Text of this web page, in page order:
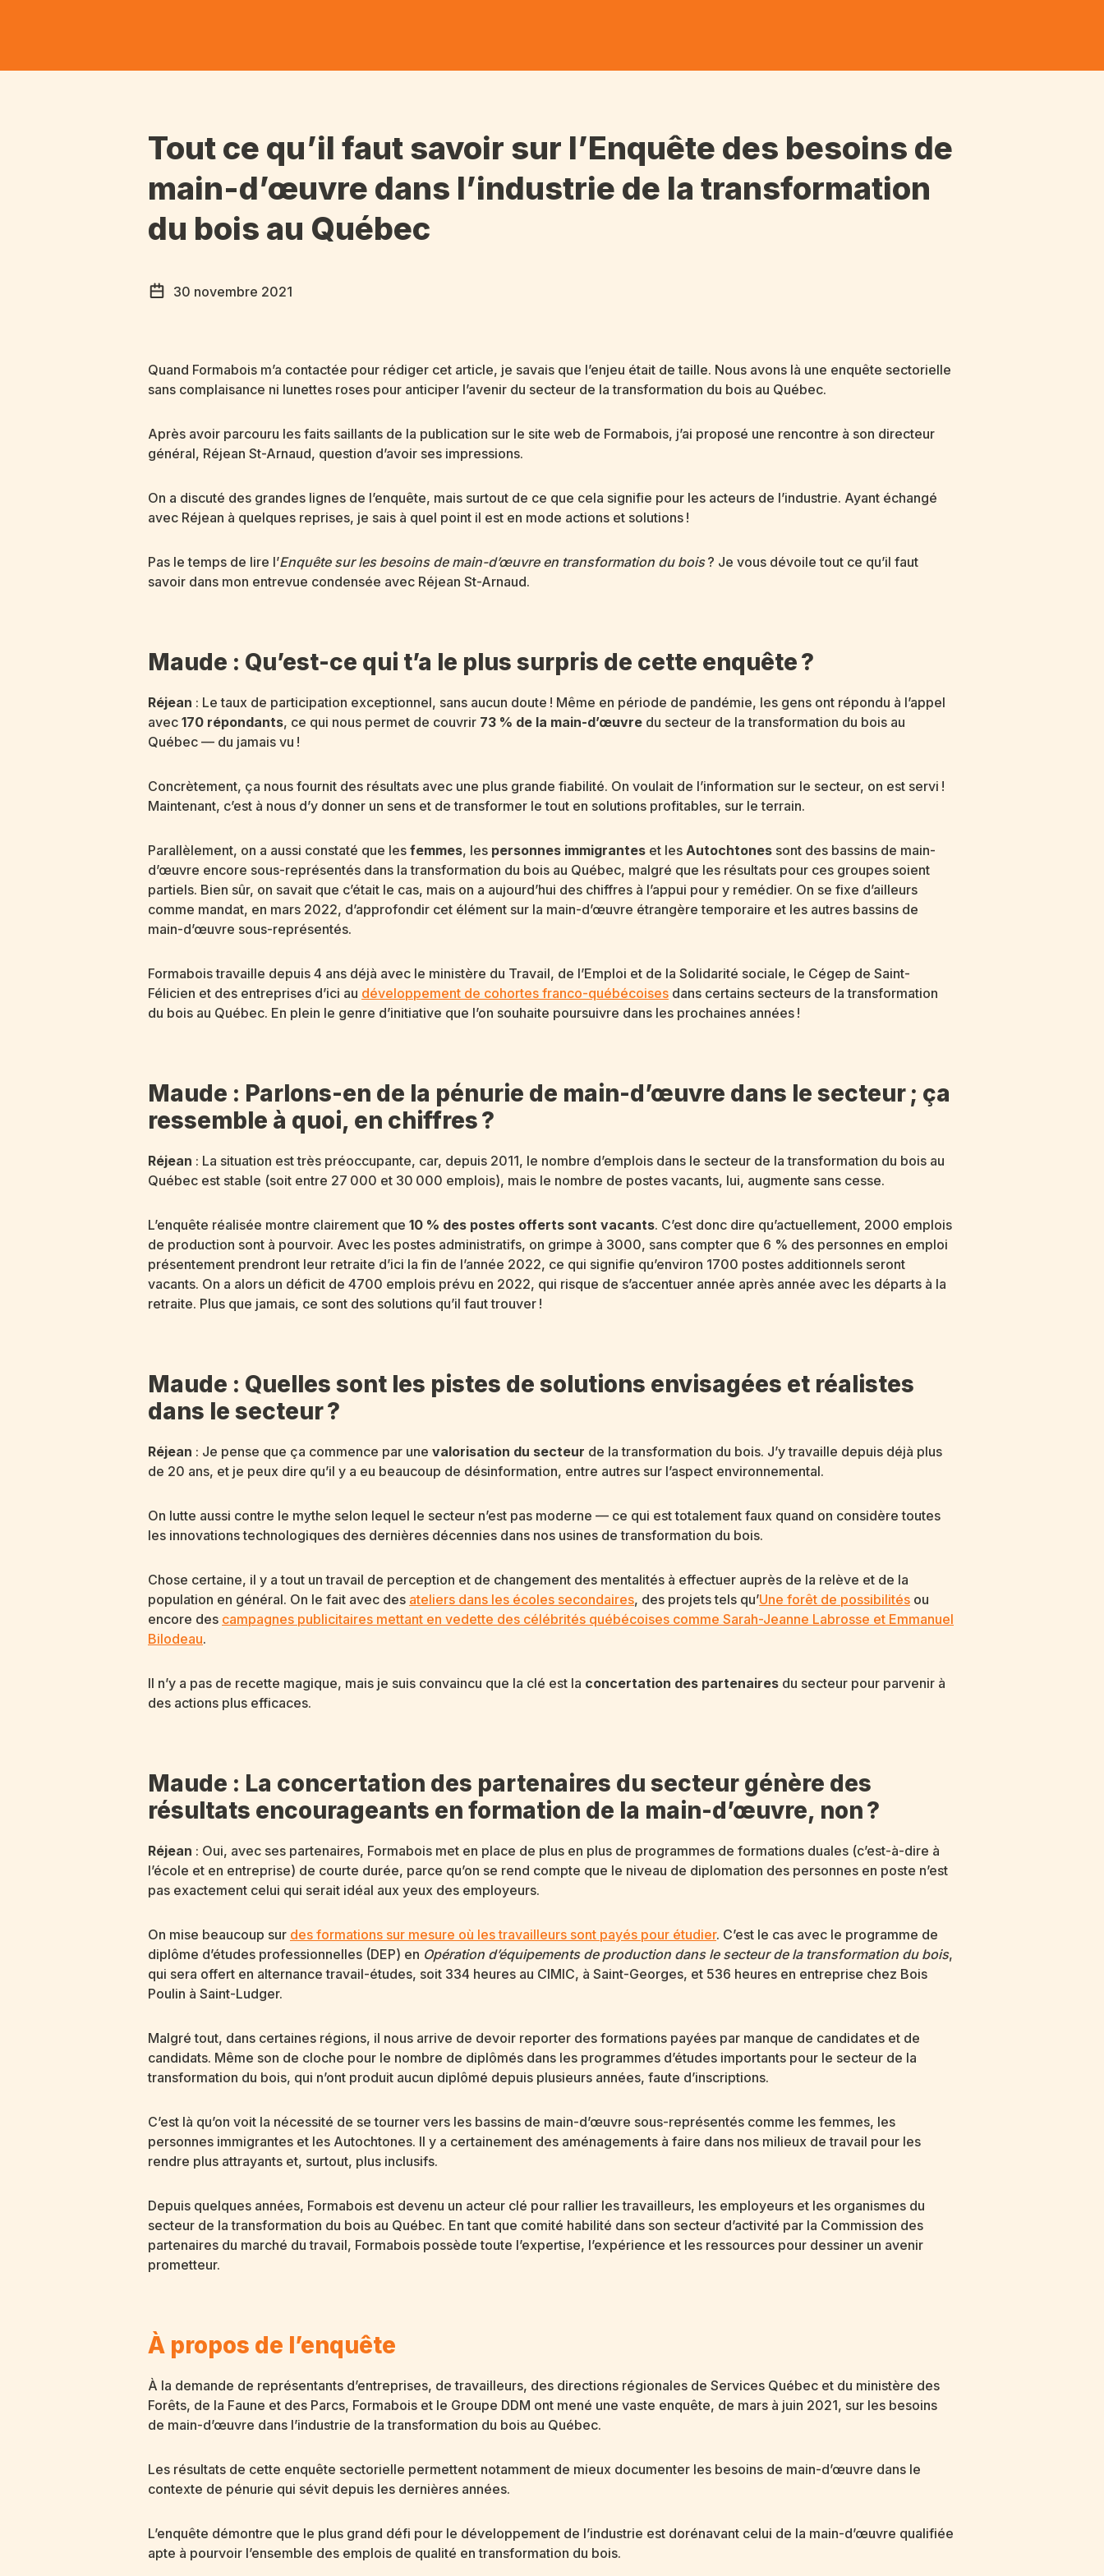
Tout ce qu’il faut savoir sur l’Enquête des besoins de
main-d’œuvre dans l’industrie de la transformation
du bois au Québec
30 novembre 2021
Quand Formabois m’a contactée pour rédiger cet article, je savais que l’enjeu était de taille. Nous avons là une enquête sectorielle
sans complaisance ni lunettes roses pour anticiper l’avenir du secteur de la transformation du bois au Québec.
Après avoir parcouru les faits saillants de la publication sur le site web de Formabois, j’ai proposé une rencontre à son directeur
général, Réjean St-Arnaud, question d’avoir ses impressions.
On a discuté des grandes lignes de l’enquête, mais surtout de ce que cela signifie pour les acteurs de l’industrie. Ayant échangé
avec Réjean à quelques reprises, je sais à quel point il est en mode actions et solutions !
Pas le temps de lire l’Enquête sur les besoins de main-d’œuvre en transformation du bois? Je vous dévoile tout ce qu’il faut
savoir dans mon entrevue condensée avec Réjean St-Arnaud.
Maude : Qu’est-ce qui t’a le plus surpris de cette enquête ?
Réjean : Le taux de participation exceptionnel, sans aucun doute ! Même en période de pandémie, les gens ont répondu à l’appel
avec 170 répondants, ce qui nous permet de couvrir 73 % de la main-d’œuvre du secteur de la transformation du bois au
Québec — du jamais vu !
Concrètement, ça nous fournit des résultats avec une plus grande fiabilité. On voulait de l’information sur le secteur, on est servi !
Maintenant, c’est à nous d’y donner un sens et de transformer le tout en solutions profitables, sur le terrain.
Parallèlement, on a aussi constaté que les femmes, les personnes immigrantes et les Autochtones sont des bassins de main-
d’œuvre encore sous-représentés dans la transformation du bois au Québec, malgré que les résultats pour ces groupes soient
partiels. Bien sûr, on savait que c’était le cas, mais on a aujourd’hui des chiffres à l’appui pour y remédier. On se fixe d’ailleurs
comme mandat, en mars 2022, d’approfondir cet élément sur la main-d’œuvre étrangère temporaire et les autres bassins de
main-d’œuvre sous-représentés.
Formabois travaille depuis 4 ans déjà avec le ministère du Travail, de l’Emploi et de la Solidarité sociale, le Cégep de Saint-
Félicien et des entreprises d’ici au développement de cohortes franco-québécoises dans certains secteurs de la transformation
du bois au Québec. En plein le genre d’initiative que l’on souhaite poursuivre dans les prochaines années !
Maude : Parlons-en de la pénurie de main-d’œuvre dans le secteur ; ça
ressemble à quoi, en chiffres ?
Réjean : La situation est très préoccupante, car, depuis 2011, le nombre d’emplois dans le secteur de la transformation du bois au
Québec est stable (soit entre 27 000 et 30 000 emplois), mais le nombre de postes vacants, lui, augmente sans cesse.
L’enquête réalisée montre clairement que 10 % des postes offerts sont vacants. C’est donc dire qu’actuellement, 2000 emplois
de production sont à pourvoir. Avec les postes administratifs, on grimpe à 3000, sans compter que 6 % des personnes en emploi
présentement prendront leur retraite d’ici la fin de l’année 2022, ce qui signifie qu’environ 1700 postes additionnels seront
vacants. On a alors un déficit de 4700 emplois prévu en 2022, qui risque de s’accentuer année après année avec les départs à la
retraite. Plus que jamais, ce sont des solutions qu’il faut trouver !
Maude : Quelles sont les pistes de solutions envisagées et réalistes
dans le secteur ?
Réjean : Je pense que ça commence par une valorisation du secteur de la transformation du bois. J’y travaille depuis déjà plus
de 20 ans, et je peux dire qu’il y a eu beaucoup de désinformation, entre autres sur l’aspect environnemental.
On lutte aussi contre le mythe selon lequel le secteur n’est pas moderne — ce qui est totalement faux quand on considère toutes
les innovations technologiques des dernières décennies dans nos usines de transformation du bois.
Chose certaine, il y a tout un travail de perception et de changement des mentalités à effectuer auprès de la relève et de la
population en général. On le fait avec des ateliers dans les écoles secondaires, des projets tels qu’Une forêt de possibilités ou
encore des campagnes publicitaires mettant en vedette des célébrités québécoises comme Sarah-Jeanne Labrosse et Emmanuel
Bilodeau.
Il n’y a pas de recette magique, mais je suis convaincu que la clé est la concertation des partenaires du secteur pour parvenir à
des actions plus efficaces.
Maude : La concertation des partenaires du secteur génère des
résultats encourageants en formation de la main-d’œuvre, non ?
Réjean : Oui, avec ses partenaires, Formabois met en place de plus en plus de programmes de formations duales (c’est-à-dire à
l’école et en entreprise) de courte durée, parce qu’on se rend compte que le niveau de diplomation des personnes en poste n’est
pas exactement celui qui serait idéal aux yeux des employeurs.
On mise beaucoup sur des formations sur mesure où les travailleurs sont payés pour étudier. C’est le cas avec le programme de
diplôme d’études professionnelles (DEP) en Opération d’équipements de production dans le secteur de la transformation du bois,
qui sera offert en alternance travail-études, soit 334 heures au CIMIC, à Saint-Georges, et 536 heures en entreprise chez Bois
Poulin à Saint-Ludger.
Malgré tout, dans certaines régions, il nous arrive de devoir reporter des formations payées par manque de candidates et de
candidats. Même son de cloche pour le nombre de diplômés dans les programmes d’études importants pour le secteur de la
transformation du bois, qui n’ont produit aucun diplômé depuis plusieurs années, faute d’inscriptions.
C’est là qu’on voit la nécessité de se tourner vers les bassins de main-d’œuvre sous-représentés comme les femmes, les
personnes immigrantes et les Autochtones. Il y a certainement des aménagements à faire dans nos milieux de travail pour les
rendre plus attrayants et, surtout, plus inclusifs.
Depuis quelques années, Formabois est devenu un acteur clé pour rallier les travailleurs, les employeurs et les organismes du
secteur de la transformation du bois au Québec. En tant que comité habilité dans son secteur d’activité par la Commission des
partenaires du marché du travail, Formabois possède toute l’expertise, l’expérience et les ressources pour dessiner un avenir
prometteur.
À propos de l’enquête
À la demande de représentants d’entreprises, de travailleurs, des directions régionales de Services Québec et du ministère des
Forêts, de la Faune et des Parcs, Formabois et le Groupe DDM ont mené une vaste enquête, de mars à juin 2021, sur les besoins
de main-d’œuvre dans l’industrie de la transformation du bois au Québec.
Les résultats de cette enquête sectorielle permettent notamment de mieux documenter les besoins de main-d’œuvre dans le
contexte de pénurie qui sévit depuis les dernières années.
L’enquête démontre que le plus grand défi pour le développement de l’industrie est dorénavant celui de la main-d’œuvre qualifiée
apte à pourvoir l’ensemble des emplois de qualité en transformation du bois.